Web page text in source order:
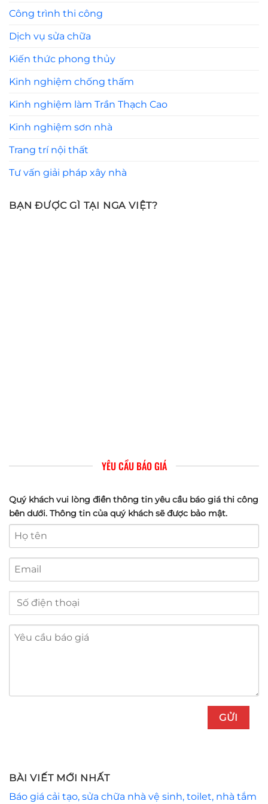
Công trình thi công
Dịch vụ sửa chữa
Kiến thức phong thủy
Kinh nghiệm chống thấm
Kinh nghiệm làm Trần Thạch Cao
Kinh nghiệm sơn nhà
Trang trí nội thất
Tư vấn giải pháp xây nhà
BẠN ĐƯỢC GÌ TẠI NGA VIỆT?
YÊU CẦU BÁO GIÁ
Quý khách vui lòng điền thông tin yêu cầu báo giá thi công
bên dưới. Thông tin của quý khách sẽ được bảo mật.
BÀI VIẾT MỚI NHẤT
Báo giá cải tạo, sửa chữa nhà vệ sinh, toilet, nhà tắm